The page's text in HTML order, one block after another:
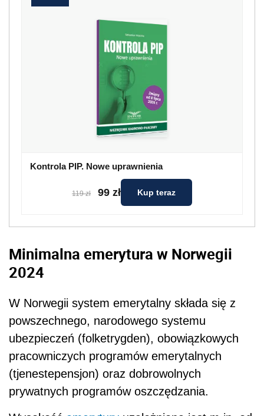
Kontrola PIP. Nowe uprawnienia
119 zł 99 zł Kup teraz
Minimalna emerytura w Norwegii
2024
W Norwegii system emerytalny składa się z
powszechnego, narodowego systemu
ubezpieczeń (folketrygden), obowiązkowych
pracowniczych programów emerytalnych
(tjenestepensjon) oraz dobrowolnych
prywatnych programów oszczędzania.